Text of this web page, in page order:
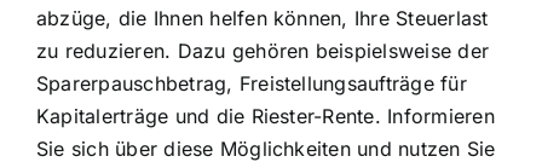
abzüge, die Ihnen helfen können, Ihre Steuerlast
zu reduzieren. Dazu gehören beispielsweise der
Sparerpauschbetrag, Freistellungsaufträge für
Kapitalerträge und die Riester-Rente. Informieren
Sie sich über diese Möglichkeiten und nutzen Sie